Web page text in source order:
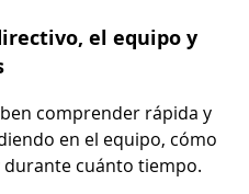
el equipo y
comprender rápida y
en el equipo, cómo
durante cuánto tiempo.